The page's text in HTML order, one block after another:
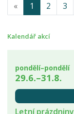
« 1 2 3
Kalendář akcí
pondělí–pondělí
29.6.–31.8.
Letní prázdniny